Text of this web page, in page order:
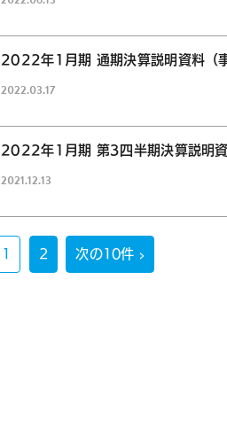
2022年1月期 通期決算説明資料（
2022.03.17
2022年1月期 第3四半期決算説明
2021.12.13
1 2 次の10件 ›